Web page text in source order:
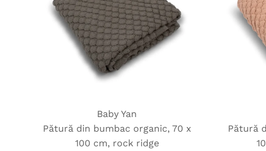
Baby Yan
Pătură din bumbac organic, 70 x
100 cm, rock ridge
Pătură